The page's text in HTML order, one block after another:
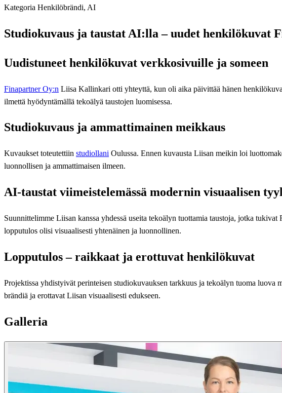
Kategoria Henkilöbrändi, AI
Studiokuvaus ja taustat AI:lla – uudet henkilökuvat
Uudistuneet henkilökuvat verkkosivuille ja someen
Finapartner Oy:n Liisa Kallinkari otti yhteyttä, kun oli aika päivittää hänen
ilmettä hyödyntämällä tekoälyä taustojen luomisessa.
Studiokuvaus ja ammattimainen meikkaus
Kuvaukset toteutettiin studiollani Oulussa. Ennen kuvausta Liisan meikin loi
luonnollisen ja ammattimaisen ilmeen.
AI-taustat viimeistelemässä modernin visuaalisen
Suunnittelimme Liisan kanssa yhdessä useita tekoälyn tuottamia taustoja, jotka
lopputulos olisi visuaalisesti yhtenäinen ja luonnollinen.
Lopputulos – raikkaat ja erottuvat henkilökuvat
Projektissa yhdistyivät perinteisen studiokuvauksen tarkkuus ja tekoälyn tuoma
brändiä ja erottavat Liisan visuaalisesti edukseen.
Galleria